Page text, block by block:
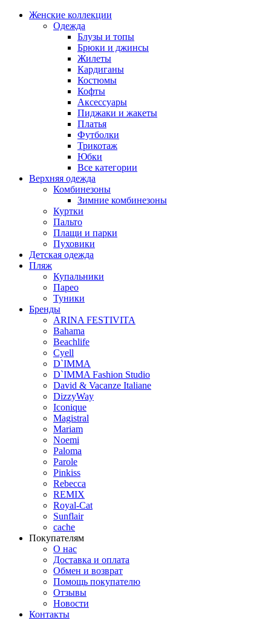
Женские коллекции
Одежда
Блузы и топы
Брюки и джинсы
Жилеты
Кардиганы
Костюмы
Кофты
Аксессуары
Пиджаки и жакеты
Платья
Футболки
Трикотаж
Юбки
Все категории
Верхняя одежда
Комбинезоны
Зимние комбинезоны
Куртки
Пальто
Плащи и парки
Пуховики
Детская одежда
Пляж
Купальники
Парео
Туники
Бренды
ARINA FESTIVITA
Bahama
Beachlife
Cyell
D`IMMA
D`IMMA Fashion Studio
David & Vacanze Italiane
DizzyWay
Iconique
Magistral
Mariam
Noemi
Paloma
Parole
Pinkiss
Rebecca
REMIX
Royal-Cat
Sunflair
cache
Покупателям
О нас
Доставка и оплата
Обмен и возврат
Помощь покупателю
Отзывы
Новости
Контакты